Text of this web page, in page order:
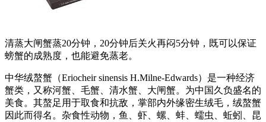
清蒸大闸蟹蒸20分钟，20分钟后关火再闷5分钟，既可以保证
螃蟹的成熟度，也能避免蒸老。
中华绒螯蟹（Eriocheir sinensis H.Milne-Edwards）是一种经济
蟹类，又称河蟹、毛蟹、清水蟹、大闸蟹。为中国久负盛名的
美食。其螯足用于取食和抗敌，掌部内外缘密生绒毛，绒螯蟹
因此而得名。杂食性动物，鱼、虾、螺、蚌、蠕虫、蚯蚓、昆